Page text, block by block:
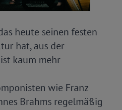
heute seinen festen
hat, aus der
kaum mehr
wie Franz
Brahms regelmäßig